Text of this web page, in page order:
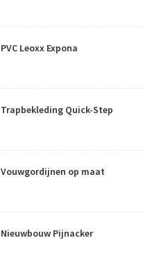
PVC Leoxx Expona
Trapbekleding Quick-Step
Vouwgordijnen op maat
Nieuwbouw Pijnacker